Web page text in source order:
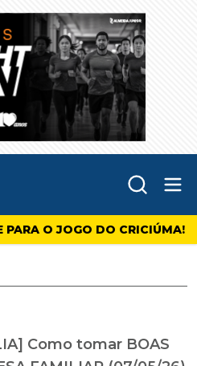
PARA O JOGO DO CRICIÚMA!
Como tomar BOAS